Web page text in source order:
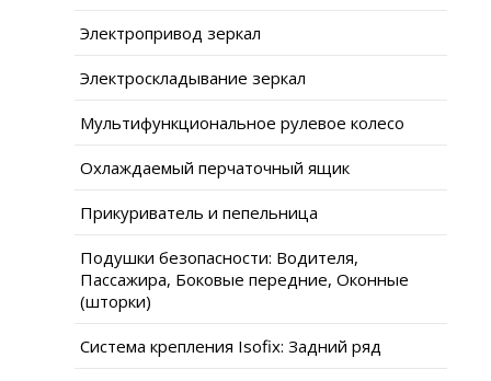
Электропривод зеркал
Электроскладывание зеркал
Мультифункциональное рулевое колесо
Охлаждаемый перчаточный ящик
Прикуриватель и пепельница
Подушки безопасности: Водителя,
Пассажира, Боковые передние, Оконные
(шторки)
Система крепления Isofix: Задний ряд